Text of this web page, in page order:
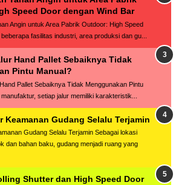
Speed Door dengan Wind Bar
Angin untuk Area Pabrik Outdoor: High Speed
fasilitas industri, area produksi dan gu...
Hand Pallet Sebaiknya Tidak
Pintu Manual?
Pallet Sebaiknya Tidak Menggunakan Pintu
setiap jalur memiliki karakteristik...
Keamanan Gudang Selalu Terjamin
Gudang Selalu Terjamin Sebagai lokasi
dan bahan baku, gudang menjadi ruang yang
Shutter dan High Speed Door